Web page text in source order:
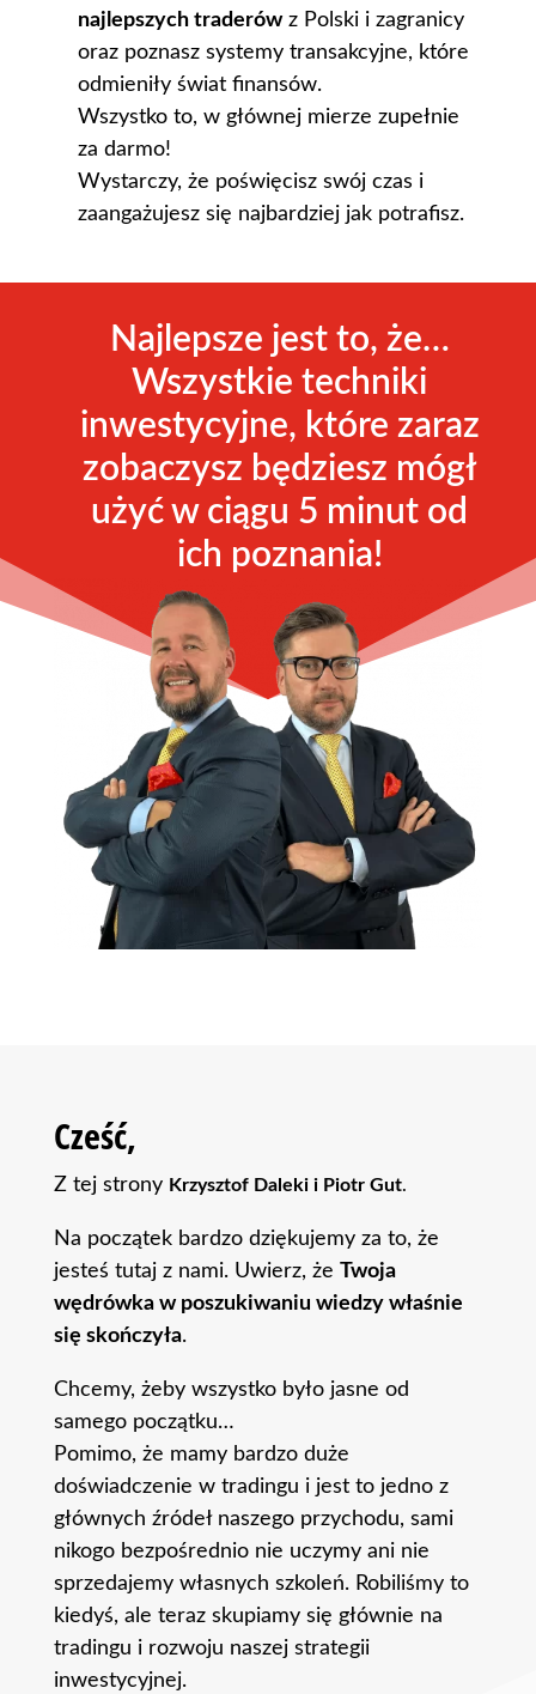
najlepszych traderówz Polski i zagranicy
oraz poznasz systemy transakcyjne, które
odmieniły świat finansów.
Wszystko to, w głównej mierze zupełnie
za darmo!
Wystarczy, że poświęcisz swój czas i
zaangażujesz się najbardziej jak potrafisz.
Najlepsze jest to, że…
Wszystkie techniki
inwestycyjne, które zaraz
zobaczysz będziesz mógł
użyć w ciągu 5 minut od
ich poznania!
Cześć,
Z tej strony Krzysztof Daleki i Piotr Gut.
Na początek bardzo dziękujemy za to, że
jesteś tutaj z nami. Uwierz, że Twoja
wędrówka w poszukiwaniu wiedzy właśnie
się skończyła.
Chcemy, żeby wszystko było jasne od
samego początku…
Pomimo, że mamy bardzo duże
doświadczenie w tradingu i jest to jedno z
głównych źródeł naszego przychodu, sami
nikogo bezpośrednio nie uczymy ani nie
sprzedajemy własnych szkoleń. Robiliśmy to
kiedyś, ale teraz skupiamy się głównie na
tradingu i rozwoju naszej strategii
inwestycyjnej.